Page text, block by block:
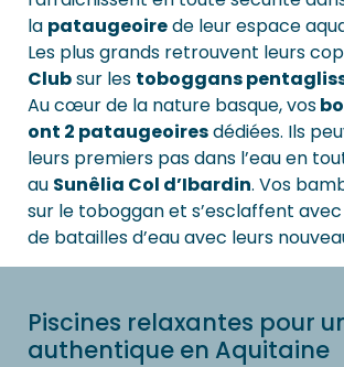
la pataugeoirede leur espace
Les plus grands retrouvent leurs
Clubsur les toboggans
Au cœur de la nature basque, vos
ont 2 pataugeoiresdédiées. Ils
leurs premiers pas dans l’eau en
au Sunêlia Col d’Ibardin. Vos
sur le toboggan et s’esclaffent
de batailles d’eau avec leurs
Piscines relaxantes pour
authentique en Aquitaine